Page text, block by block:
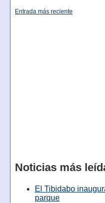
Entrada más reciente
Noticias más
El Tibidabo
parque